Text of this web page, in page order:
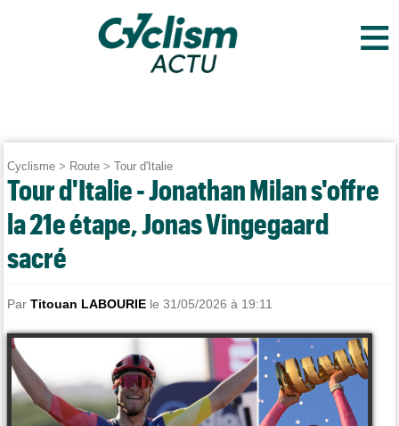
≡
Cyclisme > Route >Tour d'Italie
Tour d'Italie - Jonathan Milan s'offre
la 21e étape, Jonas Vingegaard
sacré
ParTitouan LABOURIE le 31/05/2026 à 19:11